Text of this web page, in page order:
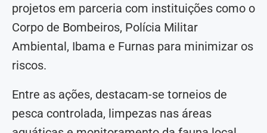
projetos em parceria com instituições como o
Corpo de Bombeiros, Polícia Militar
Ambiental, Ibama e Furnas para minimizar os
riscos.
Entre as ações, destacam-se torneios de
pesca controlada, limpezas nas áreas